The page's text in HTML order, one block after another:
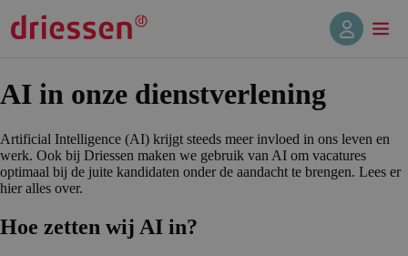
AI in onze dienstver­le­ning
Artificial Intelligence (AI) krijgt steeds meer invloed in ons leven en
werk. Ook bij Driessen maken we gebruik van AI om vacatures
optimaal bij de juite kandidaten onder de aandacht te brengen. Lees er
hier alles over.
Hoe zetten wij AI in?